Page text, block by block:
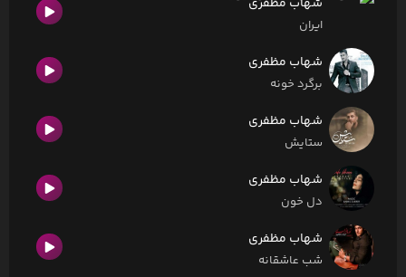
ایران
شهاب مظفری
برگرد خونه
شهاب مظفری
ستایش
شهاب مظفری
دل خون
شهاب مظفری
شب عاشقانه